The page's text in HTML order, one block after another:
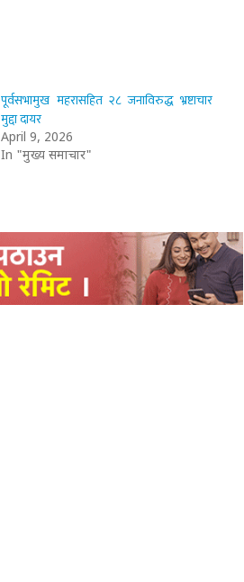
पूर्वसभामुख महरासहित २८ जनाविरुद्ध भ्रष्टाचार
मुद्दा दायर
April 9, 2026
In "मुख्य समाचार"